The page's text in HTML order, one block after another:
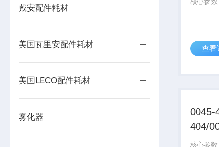
戴安配件耗材
美国瓦里安配件耗材
美国LECO配件耗材
雾化器
查看
0045-
404/
备件